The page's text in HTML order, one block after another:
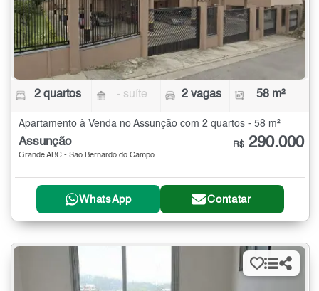
2 quartos - suíte 2 vagas 58 m²
Apartamento à Venda no Assunção com 2 quartos - 58 m²
Assunção
Grande ABC - São Bernardo do Campo
R$ 290.000
WhatsApp Contatar